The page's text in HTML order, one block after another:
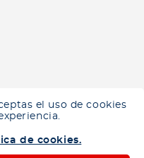
el uso de cookies
de cookies.